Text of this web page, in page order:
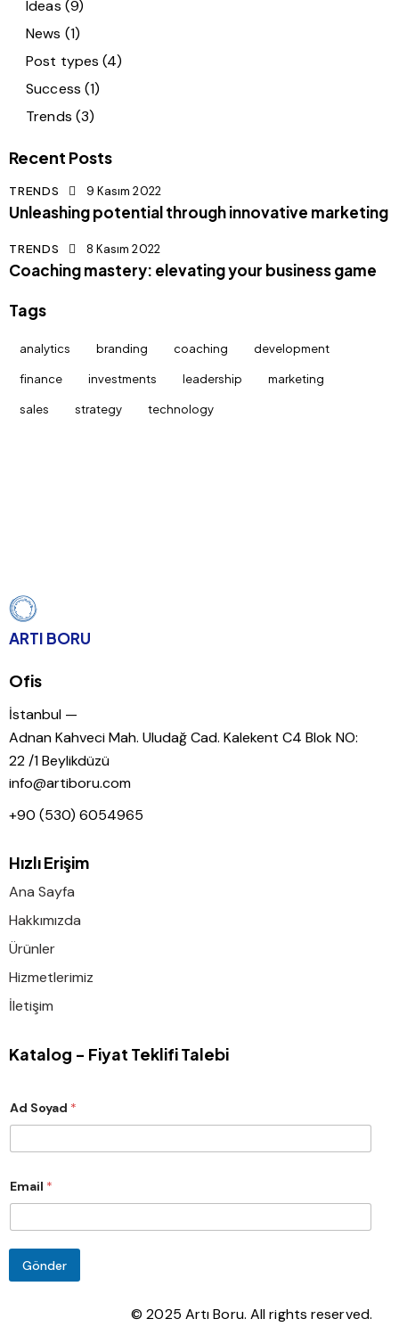
Ideas (9)
News (1)
Post types (4)
Success (1)
Trends (3)
Recent Posts
TRENDS 9 Kasım 2022
Unleashing potential through innovative marketing
TRENDS 8 Kasım 2022
Coaching mastery: elevating your business game
Tags
analytics branding coaching development
finance investments leadership marketing
sales strategy technology
ARTI BORU
Ofis
İstanbul —
Adnan Kahveci Mah. Uludağ Cad. Kalekent C4 Blok NO:
22 /1 Beylikdüzü
info@artiboru.com
+90 (530) 6054965
Hızlı Erişim
Ana Sayfa
Hakkımızda
Ürünler
Hizmetlerimiz
İletişim
Katalog - Fiyat Teklifi Talebi
Ad Soyad *
d
S
y
a
E
Email *
Gönder
© 2025 Artı Boru. All rights reserved.